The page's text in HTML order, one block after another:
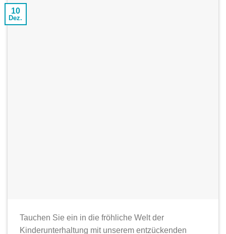
10
Dez.
Tauchen Sie ein in die fröhliche Welt der
Kinderunterhaltung mit unserem entzückenden